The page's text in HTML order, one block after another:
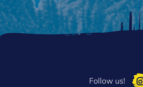
Follow us!